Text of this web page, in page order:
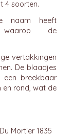
4 soorten.
naam heeft
de
vertakkingen
De blaadjes
breekbaar
en rond, wat de
Du Mortier 1835